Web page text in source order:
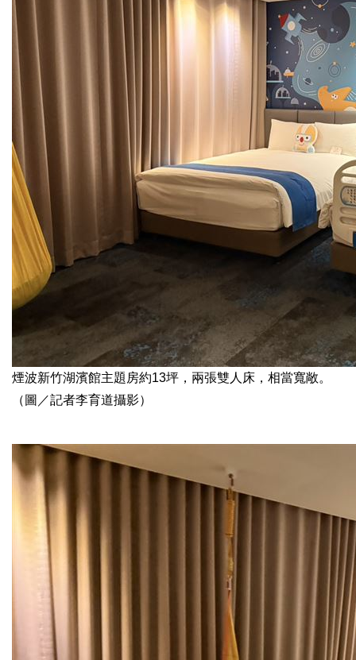
煙波新竹湖濱館主題房約13坪，兩張雙人床，相當寬敞。
（圖／記者李育道攝影）